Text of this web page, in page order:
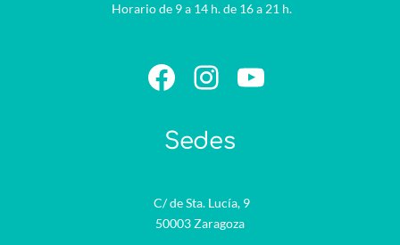
Horario de 9 a 14 h. de 16 a 21 h.
Facebook
Instagram
YouTube
Sedes
C/ de Sta. Lucía, 9
50003 Zaragoza